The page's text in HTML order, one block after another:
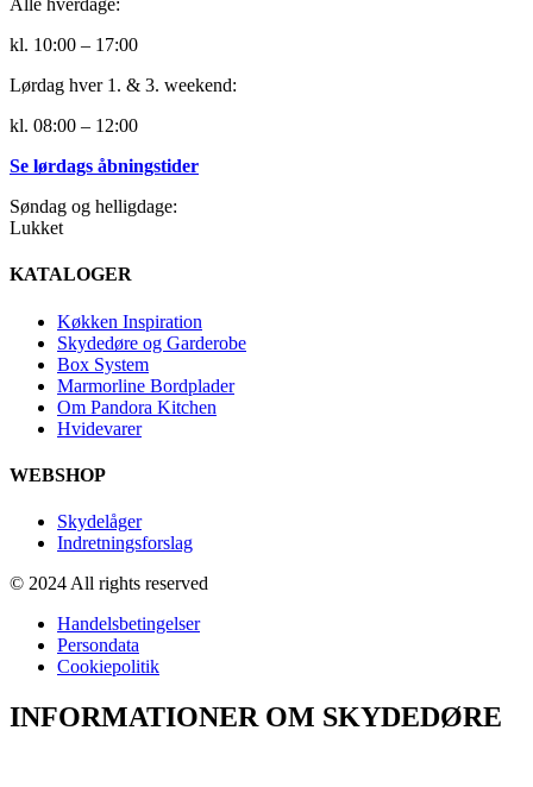
Alle hverdage:
kl. 10:00 – 17:00
Lørdag hver 1. & 3. weekend:
kl. 08:00 – 12:00
Se lørdags åbningstider
Søndag og helligdage:
Lukket
KATALOGER
Køkken Inspiration
Skydedøre og Garderobe
Box System
Marmorline Bordplader
Om Pandora Kitchen
Hvidevarer
WEBSHOP
Skydelåger
Indretningsforslag
© 2024 All rights reserved
Handelsbetingelser
Persondata
Cookiepolitik
INFORMATIONER OM SKYDEDØRE